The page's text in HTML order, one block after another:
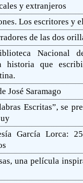
y extranjeros
Los escritores y
de las dos
Nacional
historia que
José Saramago
Escritas”, se
García Lorca:
una película